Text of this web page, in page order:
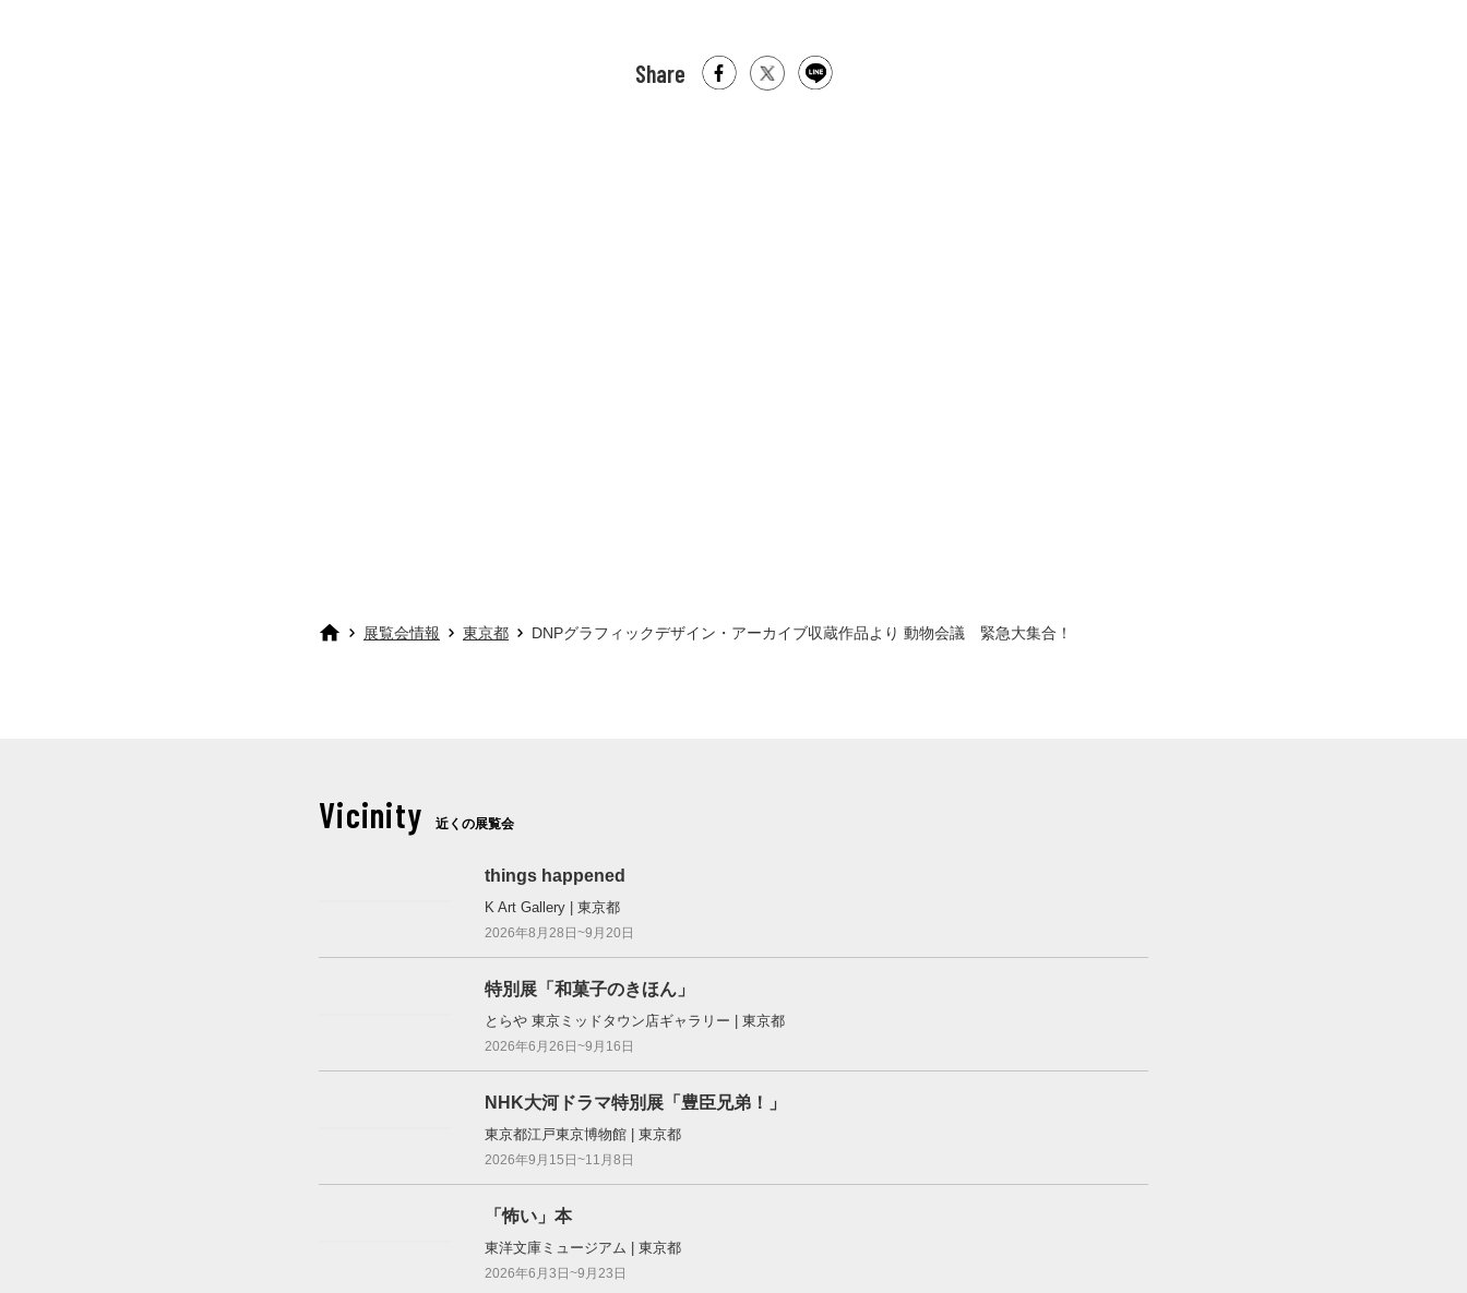
Share
展覧会情報 東京都 DNPグラフィックデザイン・アーカイブ収蔵作品より 動物会議 緊急大集合！
Vicinity 近くの展覧会
things happened
K Art Gallery | 東京都
2026年8月28日~9月20日
特別展「和菓子のきほん」
とらや 東京ミッドタウン店ギャラリー | 東京都
2026年6月26日~9月16日
NHK大河ドラマ特別展「豊臣兄弟！」
東京都江戸東京博物館 | 東京都
2026年9月15日~11月8日
「怖い」本
東洋文庫ミュージアム | 東京都
2026年6月3日~9月23日